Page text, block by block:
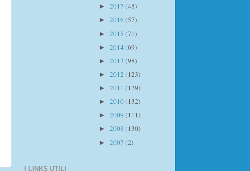
► 2017 (48)
► 2016(57)
► 2015 (71)
► 2014(69)
► 2013 (98)
► 2012 (123)
► 2011 (129)
► 2010(132)
► 2009 (111)
► 2008 (130)
► 2007 (2)
I LINKS UTILI